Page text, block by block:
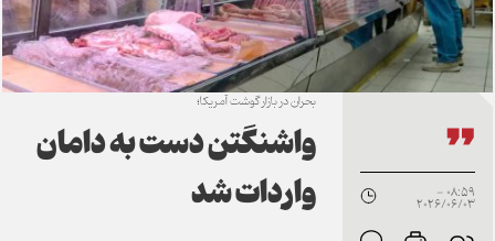
08:59 -
2026/06/03
بحران در بازار گوشت آمریکا؛
واشنگتن دست به دامان
واردات شد